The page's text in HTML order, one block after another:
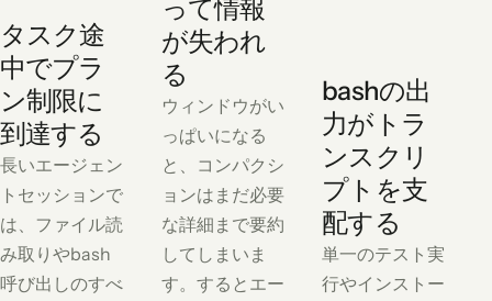
タスク途
中でプラ
ン制限に
到達する
長いエージェン
トセッションで
は、ファイル読
み取りやbash
呼び出しのすべ
って情報
が失われ
る
ウィンドウがい
っぱいになる
と、コンパクシ
ョンはまだ必要
な詳細まで要約
してしまいま
す。するとエー
bashの出
力がトラ
ンスクリ
プトを支
配する
単一のテスト実
行やインストー